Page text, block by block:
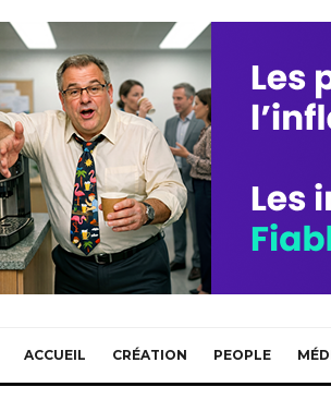
ACCUEIL CRÉATION PEOPLE